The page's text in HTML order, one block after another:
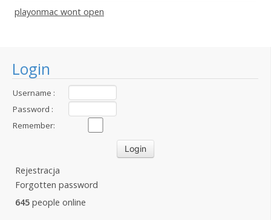
Login
Username :
Password :
Remember:
Rejestracja
Forgotten password
645 people online
playonmac wont open